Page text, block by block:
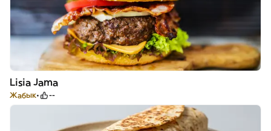
Lisia Jama
Жабык --